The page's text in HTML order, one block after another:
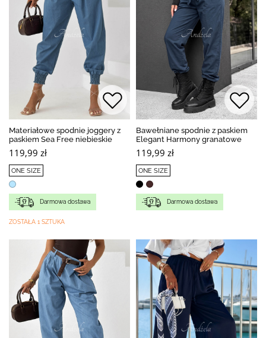
Materiałowe spodnie joggery z
paskiem Sea Free niebieskie
119,99 zł
ONE SIZE
Darmowa dostawa
ZOSTAŁA 1 SZTUKA
Bawełniane spodnie z paskiem
Elegant Harmony granatowe
119,99 zł
ONE SIZE
Darmowa dostawa